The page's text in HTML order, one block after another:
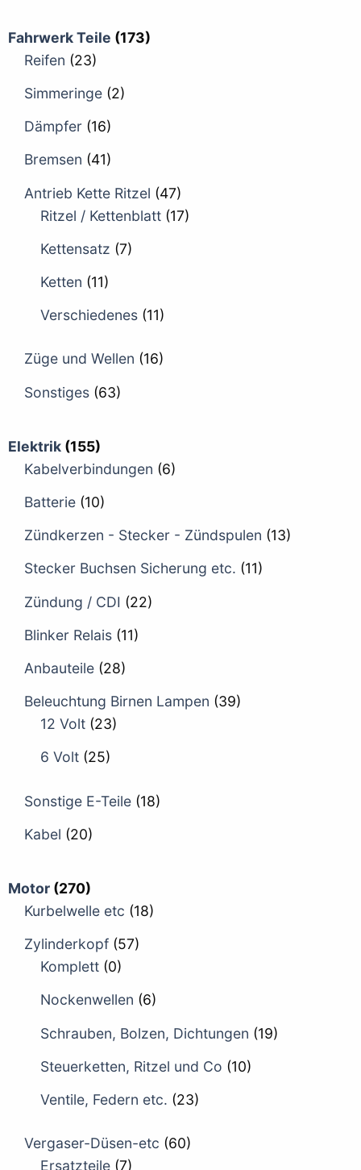
Fahrwerk Teile (173)
Reifen (23)
Simmeringe (2)
Dämpfer (16)
Bremsen (41)
Antrieb Kette Ritzel (47)
Ritzel / Kettenblatt (17)
Kettensatz (7)
Ketten (11)
Verschiedenes (11)
Züge und Wellen (16)
Sonstiges (63)
Elektrik (155)
Kabelverbindungen (6)
Batterie (10)
Zündkerzen - Stecker - Zündspulen (13)
Stecker Buchsen Sicherung etc. (11)
Zündung / CDI (22)
Blinker Relais (11)
Anbauteile (28)
Beleuchtung Birnen Lampen (39)
12 Volt (23)
6 Volt (25)
Sonstige E-Teile (18)
Kabel (20)
Motor (270)
Kurbelwelle etc (18)
Zylinderkopf (57)
Komplett (0)
Nockenwellen (6)
Schrauben, Bolzen, Dichtungen (19)
Steuerketten, Ritzel und Co (10)
Ventile, Federn etc. (23)
Vergaser-Düsen-etc (60)
Ersatzteile (7)